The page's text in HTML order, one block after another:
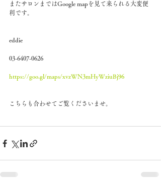
またサロンまではGoogle mapを見て来られる大変便
利です。
eddie
03-6407-0626
https://goo.gl/maps/xvzWN3mHyWziuBj96
こちらも合わせてご覧くださいませ。